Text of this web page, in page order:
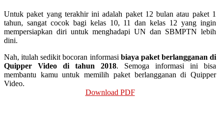
Untuk paket yang terakhir ini adalah paket 12 bulan atau paket 1
tahun, sangat cocok bagi kelas 10, 11 dan kelas 12 yang ingin
mempersiapkan diri untuk menghadapi UN dan SBMPTN lebih
dini.
Nah, itulah sedikit bocoran informasi biaya paket berlangganan di
Quipper Video di tahun 2018. Semoga informasi ini bisa
membantu kamu untuk memilih paket berlangganan di Quipper
Video.
Download PDF